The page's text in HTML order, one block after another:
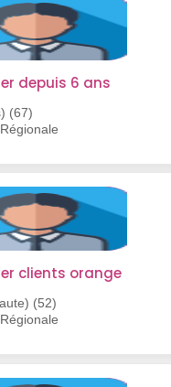
depuis 6 ans
(67)
clients orange
(52)